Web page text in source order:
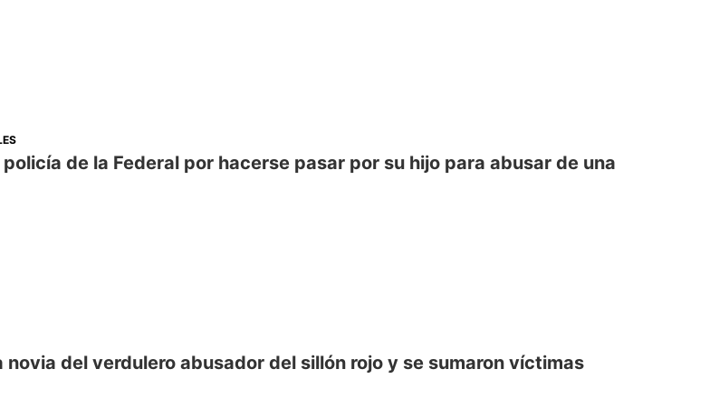
de la Federal por hacerse pasar por su hijo para abusar de una
novia del verdulero abusador del sillón rojo y se sumaron víctimas